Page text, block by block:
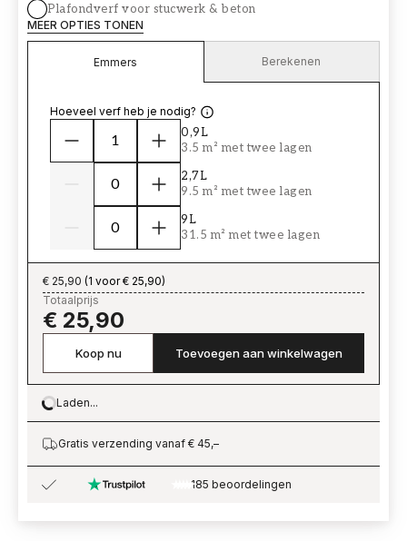
Plafondverf voor stucwerk & beton
MEER OPTIES TONEN
Emmers Berekenen
Hoeveel verf heb je nodig?
0,9L
3.5 m² met twee lagen
2,7L
9.5 m² met twee lagen
9L
31.5 m² met twee lagen
€ 25,90 (1 voor € 25,90)
Totaalprijs
€ 25,90
Koop nu Toevoegen aan winkelwagen
Loading…
Laden...
Gratis verzending vanaf € 45,–
185 beoordelingen